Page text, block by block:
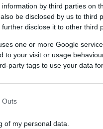
by third parties on
be disclosed by us to third
disclose it to other third
one or more Google
to your visit or usage
party tags to use your data
Outs
of my personal data.
κόσμο των
στο
σε ένα σκηνικό
την παράσταση
έργο θα γίνει
"Κάππα" με τον ίδιο
ρόλους. Στην
στους